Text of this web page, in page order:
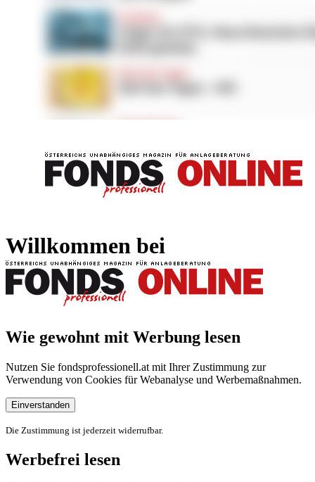
Willkommen bei
Wie gewohnt mit Werbung lesen
Nutzen Sie fondsprofessionell.at mit Ihrer Zustimmung zur
Verwendung von Cookies für Webanalyse und Werbemaßnahmen.
Einverstanden
Die Zustimmung ist jederzeit widerrufbar.
Werbefrei lesen